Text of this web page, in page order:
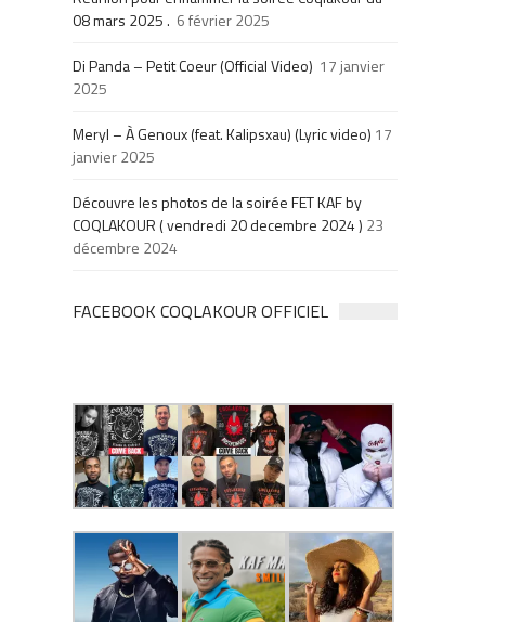
08 mars 2025 . 6 février 2025
Di Panda – Petit Coeur (Official Video) 17 janvier
2025
Meryl – À Genoux (feat. Kalipsxau) (Lyric video) 17
janvier 2025
Découvre les photos de la soirée FET KAF by
COQLAKOUR ( vendredi 20 decembre 2024 ) 23
décembre 2024
FACEBOOK COQLAKOUR OFFICIEL